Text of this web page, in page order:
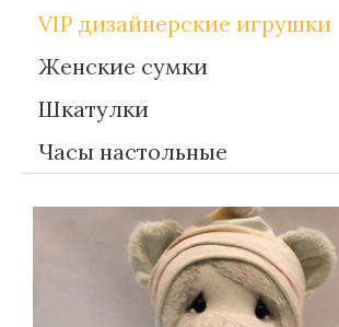
VIP дизайнерские игрушки
Женские сумки
Шкатулки
Часы настольные